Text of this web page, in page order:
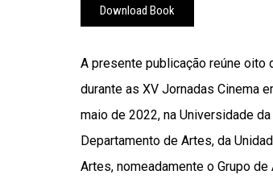
Download Book
A presente publicação reúne oito
durante as XV Jornadas Cinema
maio de 2022, na Universidade
Departamento de Artes, da
Artes, nomeadamente o Grupo